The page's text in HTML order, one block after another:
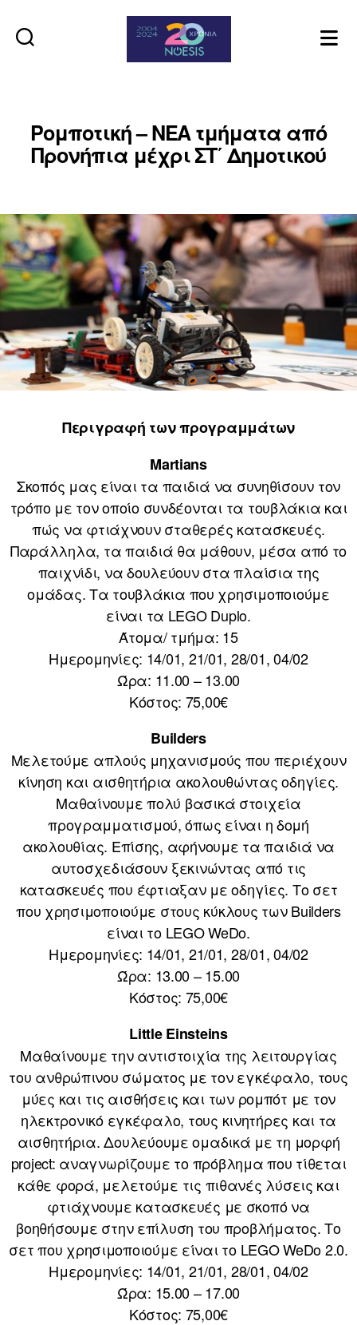
Ρομποτική – ΝΕΑ τμήματα από
Προνήπια μέχρι ΣΤ΄ Δημοτικού
Περιγραφή των προγραμμάτων
Martians
Σκοπός μας είναι τα παιδιά να συνηθίσουν τον
τρόπο με τον οποίο συνδέονται τα τουβλάκια και
πώς να φτιάχνουν σταθερές κατασκευές.
Παράλληλα, τα παιδιά θα μάθουν, μέσα από το
παιχνίδι, να δουλεύουν στα πλαίσια της
ομάδας. Τα τουβλάκια που χρησιμοποιούμε
είναι τα LEGO Duplo.
Άτομα/ τμήμα: 15
Ημερομηνίες: 14/01, 21/01, 28/01, 04/02
Ώρα: 11.00 – 13.00
Κόστος: 75,00€
Builders
Μελετούμε απλούς μηχανισμούς που περιέχουν
κίνηση και αισθητήρια ακολουθώντας οδηγίες.
Μαθαίνουμε πολύ βασικά στοιχεία
προγραμματισμού, όπως είναι η δομή
ακολουθίας. Επίσης, αφήνουμε τα παιδιά να
αυτοσχεδιάσουν ξεκινώντας από τις
κατασκευές που έφτιαξαν με οδηγίες. Το σετ
που χρησιμοποιούμε στους κύκλους των Builders
είναι το LEGO WeDo.
Ημερομηνίες: 14/01, 21/01, 28/01, 04/02
Ώρα: 13.00 – 15.00
Κόστος: 75,00€
Little Einsteins
Μαθαίνουμε την αντιστοιχία της λειτουργίας
του ανθρώπινου σώματος με τον εγκέφαλο, τους
μύες και τις αισθήσεις και των ρομπότ με τον
ηλεκτρονικό εγκέφαλο, τους κινητήρες και τα
αισθητήρια. Δουλεύουμε ομαδικά με τη μορφή
project: αναγνωρίζουμε το πρόβλημα που τίθεται
κάθε φορά, μελετούμε τις πιθανές λύσεις και
φτιάχνουμε κατασκευές με σκοπό να
βοηθήσουμε στην επίλυση του προβλήματος. Το
σετ που χρησιμοποιούμε είναι το LEGO WeDo 2.0.
Ημερομηνίες: 14/01, 21/01, 28/01, 04/02
Ώρα: 15.00 – 17.00
Κόστος: 75,00€